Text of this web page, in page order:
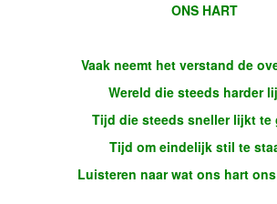
ONS HART
Vaak neemt het verstand de
Wereld die steeds harder
Tijd die steeds sneller lijkt te
Tijd om eindelijk stil te
Luisteren naar wat ons hart